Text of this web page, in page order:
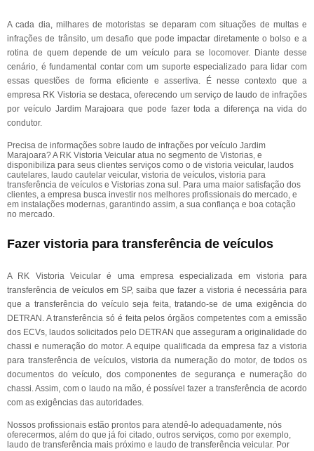
A cada dia, milhares de motoristas se deparam com situações de multas e
infrações de trânsito, um desafio que pode impactar diretamente o bolso e a
rotina de quem depende de um veículo para se locomover. Diante desse
cenário, é fundamental contar com um suporte especializado para lidar com
essas questões de forma eficiente e assertiva. É nesse contexto que a
empresa RK Vistoria se destaca, oferecendo um serviço de laudo de infrações
por veículo Jardim Marajoara que pode fazer toda a diferença na vida do
condutor.
Precisa de informações sobre laudo de infrações por veículo Jardim
Marajoara? A RK Vistoria Veicular atua no segmento de Vistorias, e
disponibiliza para seus clientes serviços como o de vistoria veicular, laudos
cautelares, laudo cautelar veicular, vistoria de veículos, vistoria para
transferência de veículos e Vistorias zona sul. Para uma maior satisfação dos
clientes, a empresa busca investir nos melhores profissionais do mercado, e
em instalações modernas, garantindo assim, a sua confiança e boa cotação
no mercado.
Fazer vistoria para transferência de veículos
A RK Vistoria Veicular é uma empresa especializada em vistoria para
transferência de veículos em SP, saiba que fazer a vistoria é necessária para
que a transferência do veículo seja feita, tratando-se de uma exigência do
DETRAN. A transferência só é feita pelos órgãos competentes com a emissão
dos ECVs, laudos solicitados pelo DETRAN que asseguram a originalidade do
chassi e numeração do motor. A equipe qualificada da empresa faz a vistoria
para transferência de veículos, vistoria da numeração do motor, de todos os
documentos do veículo, dos componentes de segurança e numeração do
chassi. Assim, com o laudo na mão, é possível fazer a transferência de acordo
com as exigências das autoridades.
Nossos profissionais estão prontos para atendê-lo adequadamente, nós
oferecermos, além do que já foi citado, outros serviços, como por exemplo,
laudo de transferência mais próximo e laudo de transferência veicular. Por